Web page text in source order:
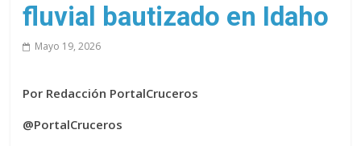
solo
fluvial bautizado en Idaho
Mayo 19, 2026
Por Redacción PortalCruceros
@PortalCruceros